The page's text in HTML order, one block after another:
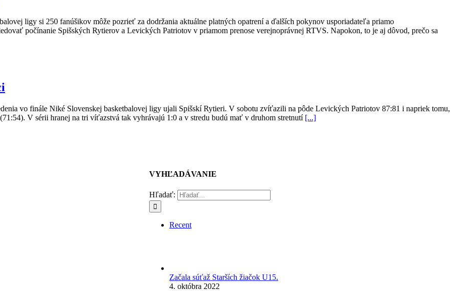
ligy si 250 fanúšikov môže pozrieť za dodržania aktuálne platných opatrení a ďalších pokynov usporiadateľa priamo
počínanie Spišských Rytierov a Levických Patriotov v priamom prenose verejnoprávnej RTVS. Napokon, to je aj dôvod, prečo sa
vo finále Niké Slovenskej basketbalovej ligy ujali Spišskí Rytieri. V sobotu zvíťazili na pôde Levických Patriotov 87:81 i napriek tomu,
V sérii hranej na tri víťazstvá tak vyhrávajú 1:0 a v stredu budú mať v druhom stretnutí [...]
VYHĽADÁVANIE
Hľadať:
Recent
Začala súťaž Starších žiačok U15.
4. októbra 2022